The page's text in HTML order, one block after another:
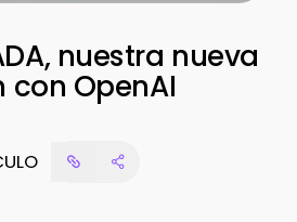
nuestra nueva
OpenAI